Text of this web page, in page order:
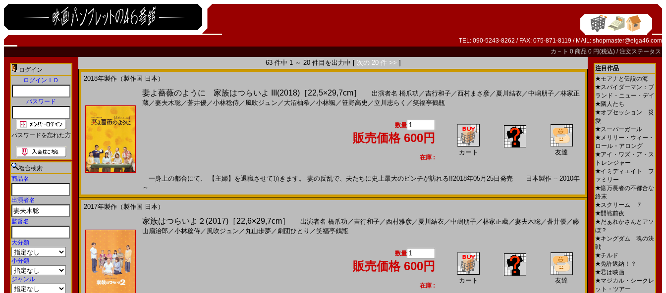
TEL: 090-5243-8262 / FAX: 075-871-8119 / MAIL: shopmaster@eiga46.com
カ－ト 0 商品 0 円(税込) /注文ステータス
ログイン
ログインＩＤ
パスワード
パスワードを忘れた方
複合検索
商品名
出演者名
監督名
大分類
小分類
ジャンル
63 件中 1 ～ 20 件目を出力中 [ 次の 20 件 >> ]
2018年製作（製作国 日本）
妻よ薔薇のように 家族はつらいよ III(2018)［22,5×29,7cm］ 出演者名 橋爪功 ／吉行和子／西村まさ彦／ 夏川結衣 ／中嶋朋子／林家正
蔵／妻夫木聡／蒼井優／小林稔侍／ 風吹ジュン ／ 大沼柚希／小林颯／笹野高史 ／ 立川志らく ／笑福亭鶴瓶
数量
販売価格 600円
在庫 :
カート 友達
一身上の都合にて、 【主婦】を退職させて頂きます。 妻の反乱で、夫たちに史上最大のピンチが訪れる!!2018年05月25日発売 日本製作 -- 2010年
～
2017年製作（製作国 日本）
家族はつらいよ２(2017)［22,6×29,7cm］ 出演者名 橋爪功 ／吉行和子／西村雅彦／ 夏川結衣 ／中嶋朋子／林家正蔵／妻夫木聡／蒼井優／藤
山扇治郎 ／小林稔侍／ 風吹ジュン ／ 丸山歩夢／ 劇団ひとり ／笑福亭鶴瓶
数量
販売価格 600円
在庫 :
カート 友達
注目作品
★モアナと伝説の海
★スパイダーマン：ブ
ランド・ニュー・デイ
★隣人たち
★オブセッション 災
愛
★スーパーガール
★メリリー・ウィー・
ロール・アロング
★アイ・ワズ・ア・ス
トレンジャー
★イミディエイト フ
ァミリー
★億万長者の不都合な
終末
★スクリーム ７
★開戦前夜
★だぁれかさんとアソ
ぼ？
★キングダム 魂の決
戦
★チルド
★免許返納！？
★君は映画
★マジカル・シークレ
ット・ツアー